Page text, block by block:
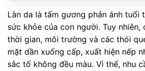
Làn da là tấm gương phản ánh tuổi
sức khỏe của con người. Tuy nhiên,
thời gian, môi trường và các thói
mặt dần xuống cấp, xuất hiện nếp
sắc tố không đều màu. Vì thế, nhu